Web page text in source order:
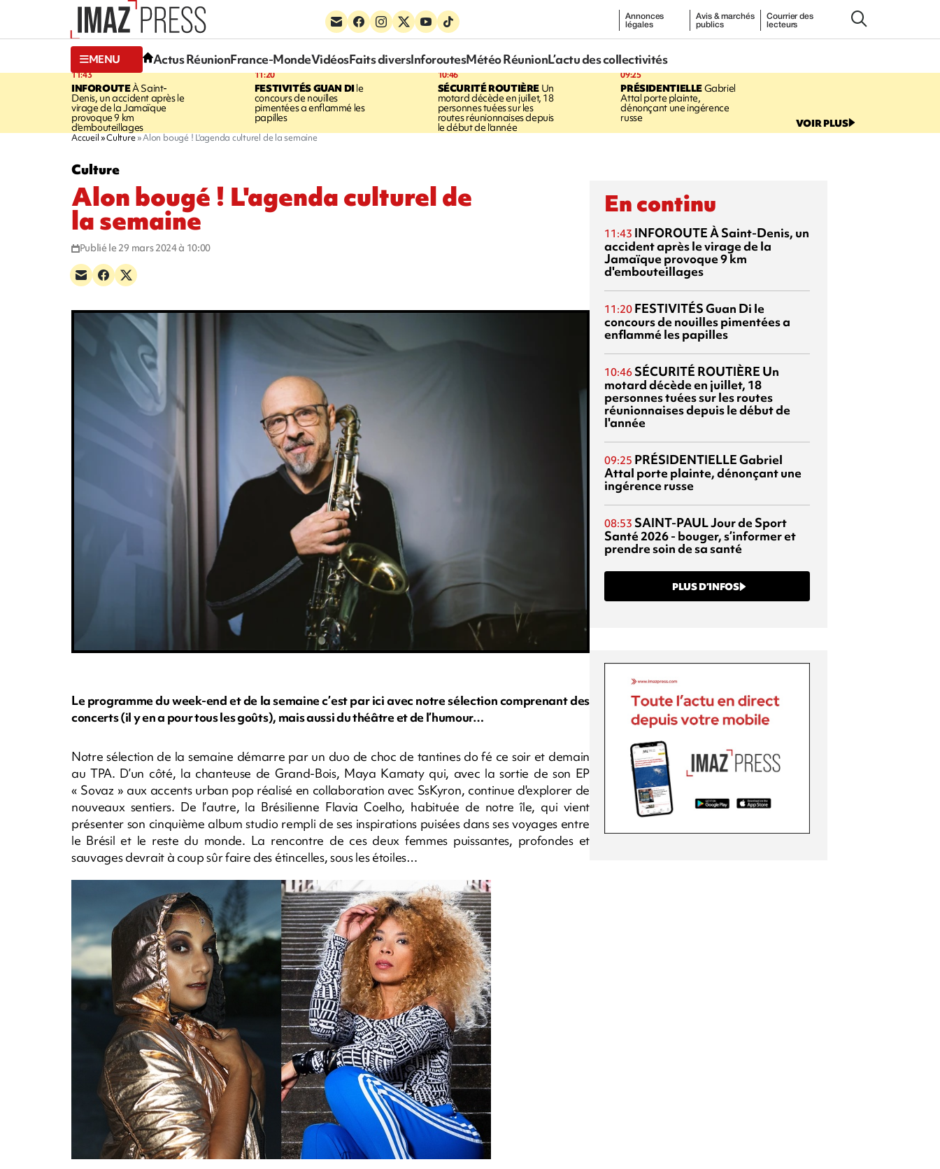
Annonces
légales
Avis & marchés
publics
Courrier des
lecteurs
MENU Actus RéunionFrance-MondeVidéosFaits diversInforoutesMétéo RéunionL’actu des collectivités
11:43
INFOROUTEÀ Saint-
Denis, un accident après le
virage de la Jamaïque
provoque 9 km
d'embouteillages
11:20
FESTIVITÉSGUAN DIle
concours de nouilles
pimentées a enflammé les
papilles
10:46
SÉCURITÉ ROUTIÈRE Un
motard décède en juillet, 18
personnes tuées sur les
routes réunionnaises depuis
le début de l'année
09:25
PRÉSIDENTIELLEGabriel
Attal porte plainte,
dénonçant une ingérence
russe VOIR PLUS
Accueil Culture Alon bougé ! L'agenda culturel de la semaine
Culture
Alon bougé ! L'agenda culturel de
la semaine
Publié le 29 mars 2024 à 10:00
Le programme du week-end et de la semaine c’est par ici avec notre sélection comprenant des
concerts (il y en a pour tous les goûts), mais aussi du théâtre et de l’humour…
Notre sélection de la semaine démarre par un duo de choc de tantines do fé ce soir et demain
au TPA. D’un côté, la chanteuse de Grand-Bois, Maya Kamaty qui, avec la sortie de son EP
« Sovaz » aux accents urban pop réalisé en collaboration avec SsKyron, continue d'explorer de
nouveaux sentiers. De l’autre, la Brésilienne Flavia Coelho, habituée de notre île, qui vient
présenter son cinquième album studio rempli de ses inspirations puisées dans ses voyages entre
le Brésil et le reste du monde. La rencontre de ces deux femmes puissantes, profondes et
sauvages devrait à coup sûr faire des étincelles, sous les étoiles…
En continu
11:43 INFOROUTEÀ Saint-Denis, un
accident après le virage de la
Jamaïque provoque 9 km
d'embouteillages
11:20 FESTIVITÉSGuan Di le
concours de nouilles pimentées a
enflammé les papilles
10:46 SÉCURITÉ ROUTIÈRE Un
motard décède en juillet, 18
personnes tuées sur les routes
réunionnaises depuis le début de
l'année
09:25 PRÉSIDENTIELLEGabriel
Attal porte plainte, dénonçant une
ingérence russe
08:53 SAINT-PAULJour de Sport
Santé 2026 - bouger, s’informer et
prendre soin de sa santé
PLUS D’INFOS